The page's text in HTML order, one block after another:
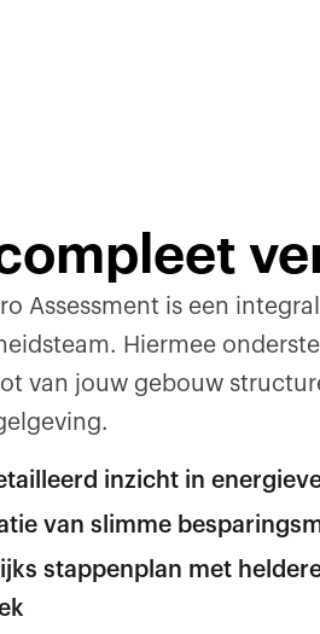
compleet
Assessment is een
Hiermee
van jouw gebouw
inzicht in
van slimme
stappenplan met